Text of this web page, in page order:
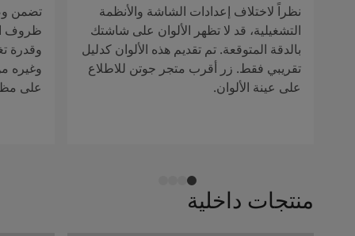
نظراً لاختلاف إعدادات الشاشة والأنظمة
التشغيلية، قد لا تظهر الألوان على شاشتك
بالدقة المتوقعة. تم تقديم هذه الألوان كدليل
تقريبي فقط. زر أقرب متجر جوتن للاطلاع
على عينة الألوان.
تضمن
ظروف
وقدرة
وغيره
على
منتجات داخلية